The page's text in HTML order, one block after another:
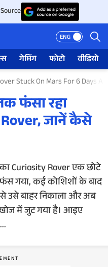
ENG
गेमिंग फोटो वीडियो
Stuck On Mars For 6 Days
फंसा रहा
जानें कैसे
का Curiosity Rover एक छोटे
गया, कई कोशिशों के बाद
उसे बाहर निकाला और अब
में जुट गया है। आइए